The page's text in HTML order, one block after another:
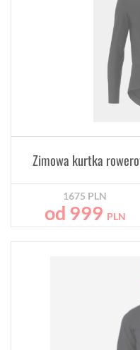
1675 PLN
od 999 PLN